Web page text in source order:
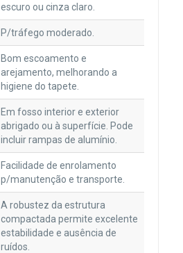
escuro ou cinza claro.
P/tráfego moderado.
Bom escoamento e
arejamento, melhorando a
higiene do tapete.
Em fosso interior e exterior
abrigado ou à superfície. Pode
incluir rampas de alumínio.
Facilidade de enrolamento
p/manutenção e transporte.
A robustez da estrutura
compactada permite excelente
estabilidade e ausência de
ruídos.